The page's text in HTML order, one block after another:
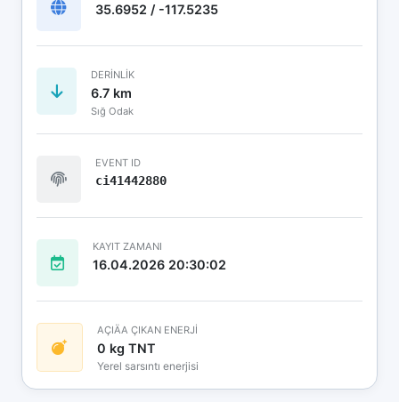
35.6952 / -117.5235
DERINLIK
6.7 km
Sığ Odak
EVENT ID
ci41442880
KAYIT ZAMANI
16.04.2026 20:30:02
AÇIÄA ÇIKAN ENERJİ
0 kg TNT
Yerel sarsıntı enerjisi